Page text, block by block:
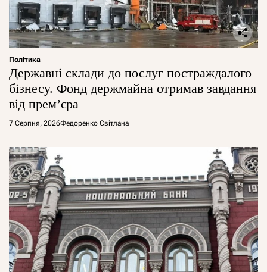
Політика
Державні склади до послуг постраждалого
бізнесу. Фонд держмайна отримав завдання
від прем’єра
7 Серпня, 2026Федоренко Світлана